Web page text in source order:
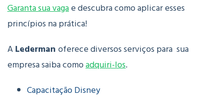
Garanta sua vagae descubra como aplicar esses
princípios na prática!
A Lederman oferece diversos serviços para sua
empresa saiba comoadquiri-los.
Capacitação Disney